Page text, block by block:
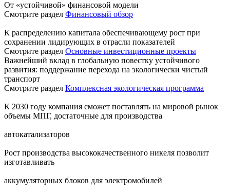
От «устойчивой» финансовой модели
Смотрите раздел Финансовый обзор
К распределению капитала обеспечивающему рост при
сохранении лидирующих в отрасли показателей
Смотрите раздел Основные инвестиционные проекты
Важнейший вклад в глобальную повестку устойчивого
развития: поддержание перехода на экологически чистый
транспорт
Смотрите раздел Комплексная экологическая программа
К 2030 году компания сможет поставлять на мировой рынок
объемы МПГ, достаточные для производства
автокатализаторов
Рост производства высококачественного никеля позволит
изготавливать
аккумуляторных блоков для электромобилей